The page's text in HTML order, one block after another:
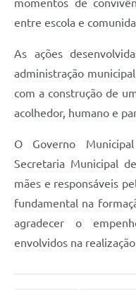
entre escola e
As ações
administração
com a construção de
acolhedor, humano e
O Governo
Secretaria Municipal
mães e responsáveis
fundamental na
agradecer o
envolvidos na